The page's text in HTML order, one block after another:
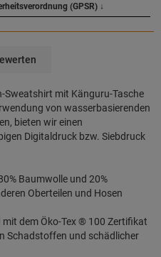
(GPSR) ↓
Sweatshirt mit Känguru-Tasche
von wasserbasierenden
bieten wir einen
Digitaldruck bzw. Siebdruck
Baumwolle und 20%
Oberteilen und Hosen
dem Öko-Tex ® 100 Zertifikat
Schadstoffen und schädlicher